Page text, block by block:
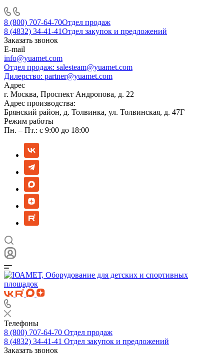
8 (800) 707-64-70Отдел продаж
8 (4832) 34-41-41Отдел закупок и предложений
Заказать звонок
E-mail
info@yuamet.com
Отдел продаж: salesteam@yuamet.com
Дилерство: partner@yuamet.com
Адрес
г. Москва, Проспект Андропова, д. 22
Адрес производства:
Брянский район, д. Толвинка, ул. Толвинская, д. 47Г
Режим работы
Пн. – Пт.: с 9:00 до 18:00
Телефоны
8 (800) 707-64-70 Отдел продаж
8 (4832) 34-41-41 Отдел закупок и предложений
Заказать звонок